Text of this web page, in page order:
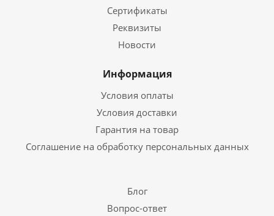
Сертификаты
Реквизиты
Новости
Информация
Условия оплаты
Условия доставки
Гарантия на товар
Соглашение на обработку персональных данных
Блог
Вопрос-ответ